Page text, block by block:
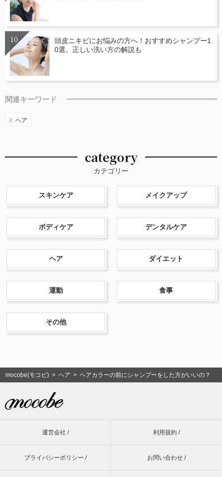
頭皮ニキビにお悩みの方へ！おすすめシャンプー1
0選。正しい洗い方の解説も
関連キーワード
ヘア
category
カテゴリー
スキンケア メイクアップ
ボディケア デンタルケア
ヘア ダイエット
運動 食事
その他
mocobe(モコビ) >ヘア > ヘアカラーの前にシャンプーをした方がいいの？
運営会社 / 利用規約 /
プライバシーポリシー / お問い合わせ /